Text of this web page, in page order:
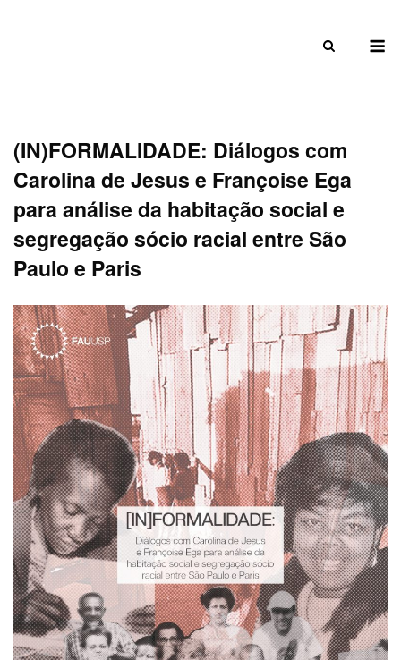
(IN)FORMALIDADE: Diálogos com
Carolina de Jesus e Françoise Ega
para análise da habitação social e
segregação sócio racial entre São
Paulo e Paris